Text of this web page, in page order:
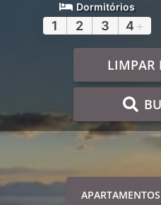
Dormitórios
1 2 3 4 +
LIMPAR